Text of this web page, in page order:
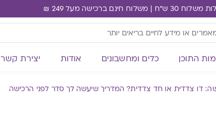
30 ש"ח | משלוח חינם ברכישה מעל 249 ₪
התוכן כלים ומחשבונים אודות יצירת קשר
דו צדדית או חד צדדית? המדריך שיעשה לך סדר לפני הרכישה